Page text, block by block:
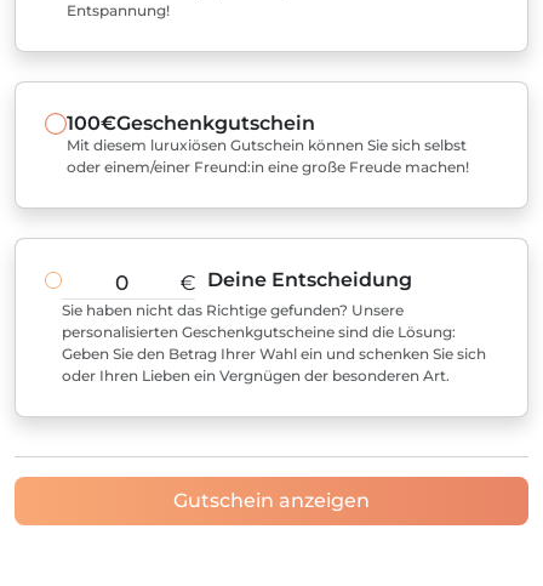
Entspannung!
100€Geschenkgutschein
Mit diesem luruxiösen Gutschein können Sie sich selbst
oder einem/einer Freund:in eine große Freude machen!
€ Deine Entscheidung
Sie haben nicht das Richtige gefunden? Unsere
personalisierten Geschenkgutscheine sind die Lösung:
Geben Sie den Betrag Ihrer Wahl ein und schenken Sie sich
oder Ihren Lieben ein Vergnügen der besonderen Art.
Gutschein anzeigen